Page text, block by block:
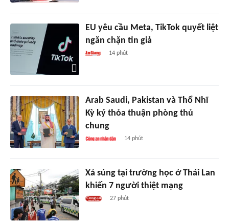
EU yêu cầu Meta, TikTok quyết liệt
ngăn chặn tin giả
14 phút
Arab Saudi, Pakistan và Thổ Nhĩ
Kỳ ký thỏa thuận phòng thủ
chung
14 phút
Xả súng tại trường học ở Thái Lan
khiến 7 người thiệt mạng
27 phút